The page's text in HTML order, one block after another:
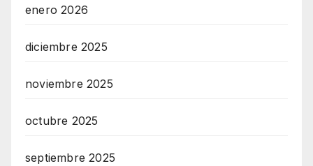
enero 2026
diciembre 2025
noviembre 2025
octubre 2025
septiembre 2025